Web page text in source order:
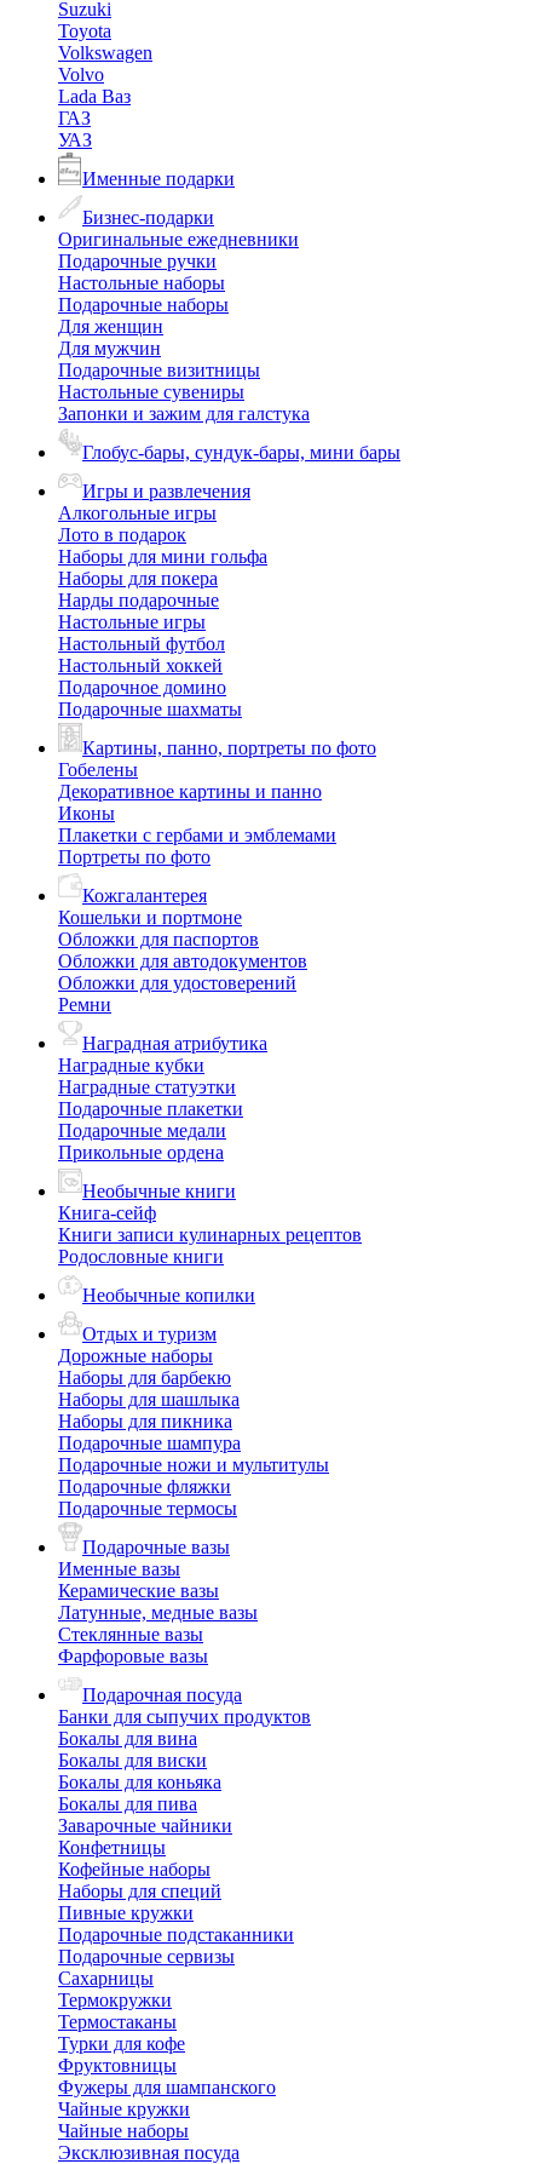
Suzuki
Toyota
Volkswagen
Volvo
Lada Ваз
ГАЗ
УАЗ
Именные подарки
Бизнес-подарки
Оригинальные ежедневники
Подарочные ручки
Настольные наборы
Подарочные наборы
Для женщин
Для мужчин
Подарочные визитницы
Настольные сувениры
Запонки и зажим для галстука
Глобус-бары, сундук-бары, мини бары
Игры и развлечения
Алкогольные игры
Лото в подарок
Наборы для мини гольфа
Наборы для покера
Нарды подарочные
Настольные игры
Настольный футбол
Настольный хоккей
Подарочное домино
Подарочные шахматы
Картины, панно, портреты по фото
Гобелены
Декоративное картины и панно
Иконы
Плакетки с гербами и эмблемами
Портреты по фото
Кожгалантерея
Кошельки и портмоне
Обложки для паспортов
Обложки для автодокументов
Обложки для удостоверений
Ремни
Наградная атрибутика
Наградные кубки
Наградные статуэтки
Подарочные плакетки
Подарочные медали
Прикольные ордена
Необычные книги
Книга-сейф
Книги записи кулинарных рецептов
Родословные книги
Необычные копилки
Отдых и туризм
Дорожные наборы
Наборы для барбекю
Наборы для шашлыка
Наборы для пикника
Подарочные шампура
Подарочные ножи и мультитулы
Подарочные фляжки
Подарочные термосы
Подарочные вазы
Именные вазы
Керамические вазы
Латунные, медные вазы
Стеклянные вазы
Фарфоровые вазы
Подарочная посуда
Банки для сыпучих продуктов
Бокалы для вина
Бокалы для виски
Бокалы для коньяка
Бокалы для пива
Заварочные чайники
Конфетницы
Кофейные наборы
Наборы для специй
Пивные кружки
Подарочные подстаканники
Подарочные сервизы
Сахарницы
Термокружки
Термостаканы
Турки для кофе
Фруктовницы
Фужеры для шампанского
Чайные кружки
Чайные наборы
Эксклюзивная посуда